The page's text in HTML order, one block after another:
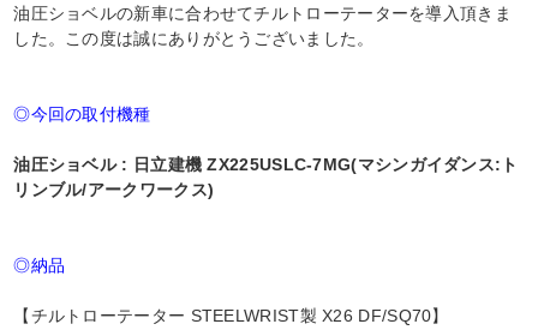
油圧ショベルの新車に合わせてチルトローテーターを導入頂きま
した。この度は誠にありがとうございました。
◎今回の取付機種
油圧ショベル : 日立建機 ZX225USLC-7MG(マシンガイダンス:ト
リンブル/アークワークス)
◎納品
【チルトローテーター STEELWRIST製 X26 DF/SQ70】